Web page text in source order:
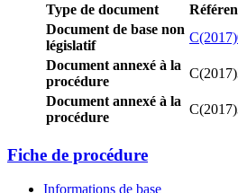
Type de document
Document de base non
législatif
Document annexé à la
procédure
Document annexé à la
procédure
Fiche de procédure
Informations de base